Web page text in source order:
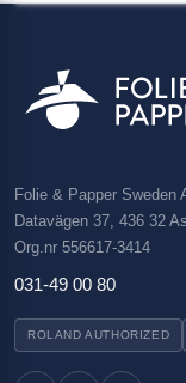
Folie & Papper Sweden
Datavägen 37, 436 32
Org.nr 556617-3414
031-49 00 80
ROLAND AUTHORIZED